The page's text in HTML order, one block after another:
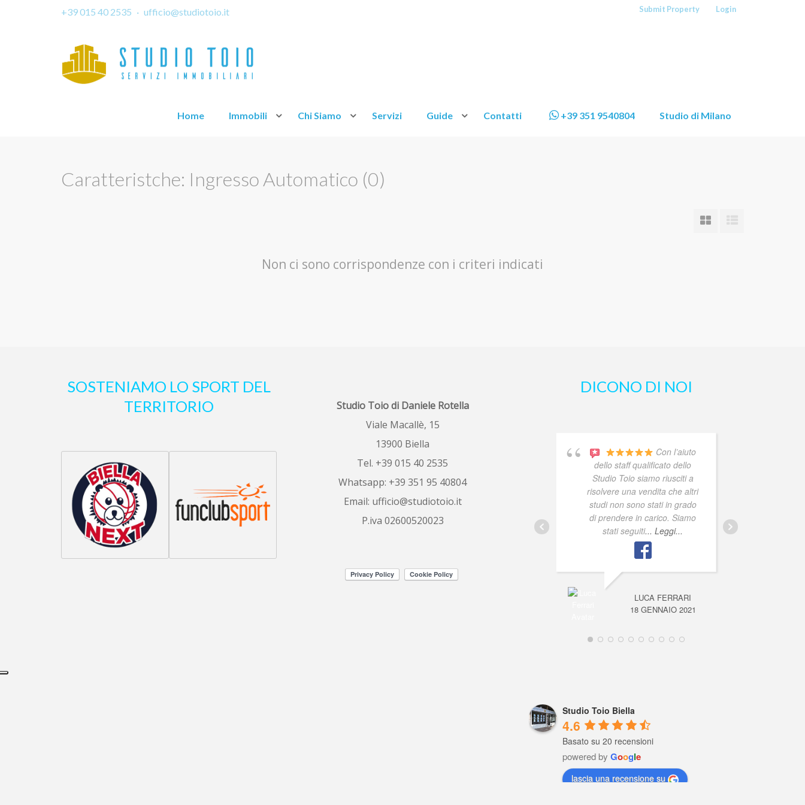
+39 015 40 2535 · ufficio@studiotoio.it Submit Property Login
Home Immobili Chi Siamo Servizi Guide Contatti +39 351 9540804 Studio di Milano
Caratteristche: Ingresso Automatico (0)
Non ci sono corrispondenze con i criteri indicati
DICONO DI NOI
Con l’aiuto
dello staff qualificato dello
Studio Toio siamo riusciti a
risolvere una vendita che altri
studi non sono stati in grado
di prendere in carico. Siamo
stati seguiti... Leggi...
LUCA FERRARI
18 GENNAIO 2021
Studio Toio Biella
4.6
Basato su 20 recensioni
powered by Google
lascia una recensione su
Studio Toio di Daniele Rotella
Viale Macallè, 15
13900 Biella
Tel. +39 015 40 2535
Whatsapp: +39 351 95 40804
Email: ufficio@studiotoio.it
P.iva 02600520023
SOSTENIAMO LO SPORT DEL
TERRITORIO